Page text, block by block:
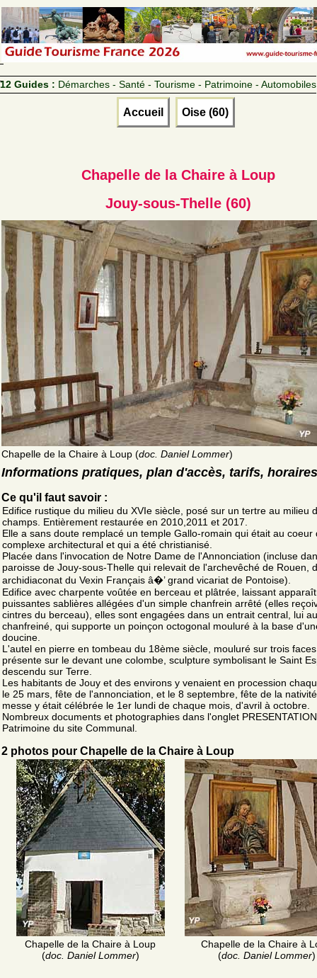
12 Guides : Démarches - Santé - Tourisme - Patrimoine - Automobiles
Accueil Oise (60)
Chapelle de la Chaire à Loup
Jouy-sous-Thelle (60)
Chapelle de la Chaire à Loup (doc. Daniel Lommer)
Informations pratiques, plan d'accès, tarifs, horaires
Ce qu'il faut savoir :
Edifice rustique du milieu du XVIe siècle, posé sur un tertre au milieu
champs. Entièrement restaurée en 2010,2011 et 2017.
Elle a sans doute remplacé un temple Gallo-romain qui était au coeur
complexe architectural et qui a été christianisé.
Placée dans l'invocation de Notre Dame de l'Annonciation (incluse
paroisse de Jouy-sous-Thelle qui relevait de l'archevêché de Rouen,
archidiaconat du Vexin Français â�’ grand vicariat de Pontoise).
Edifice avec charpente voûtée en berceau et plâtrée, laissant
puissantes sablières allégées d'un simple chanfrein arrêté (elles
cintres du berceau), elles sont engagées dans un entrait central, lui
chanfreiné, qui supporte un poinçon octogonal mouluré à la base
doucine.
L'autel en pierre en tombeau du 18ème siècle, mouluré sur trois
présente sur le devant une colombe, sculpture symbolisant le Saint
descendu sur Terre.
Les habitants de Jouy et des environs y venaient en procession
le 25 mars, fête de l'annonciation, et le 8 septembre, fête de la
messe y était célébrée le 1er lundi de chaque mois, d'avril à octobre.
Nombreux documents et photographies dans l'onglet
Patrimoine du site Communal.
2 photos pour Chapelle de la Chaire à Loup
Chapelle de la Chaire à Loup
(doc. Daniel Lommer)
Chapelle de la Chaire à
(doc. Daniel Lommer)